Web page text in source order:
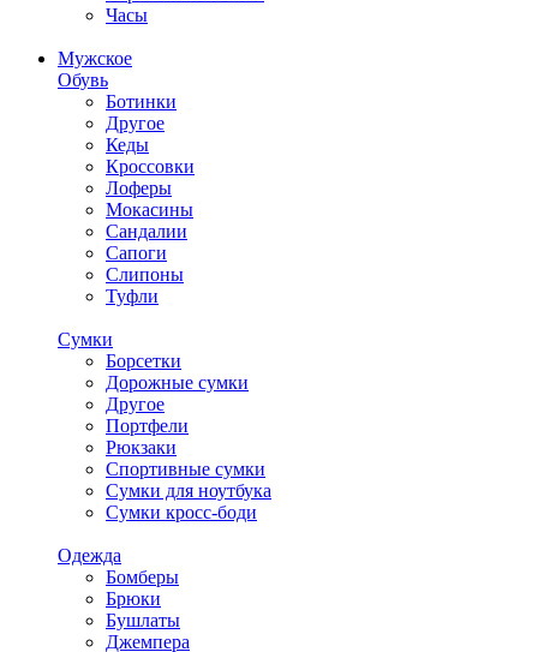
Часы
Мужское
Обувь
Ботинки
Другое
Кеды
Кроссовки
Лоферы
Мокасины
Сандалии
Сапоги
Слипоны
Туфли
Сумки
Борсетки
Дорожные сумки
Другое
Портфели
Рюкзаки
Спортивные сумки
Сумки для ноутбука
Сумки кросс-боди
Одежда
Бомберы
Брюки
Бушлаты
Джемпера